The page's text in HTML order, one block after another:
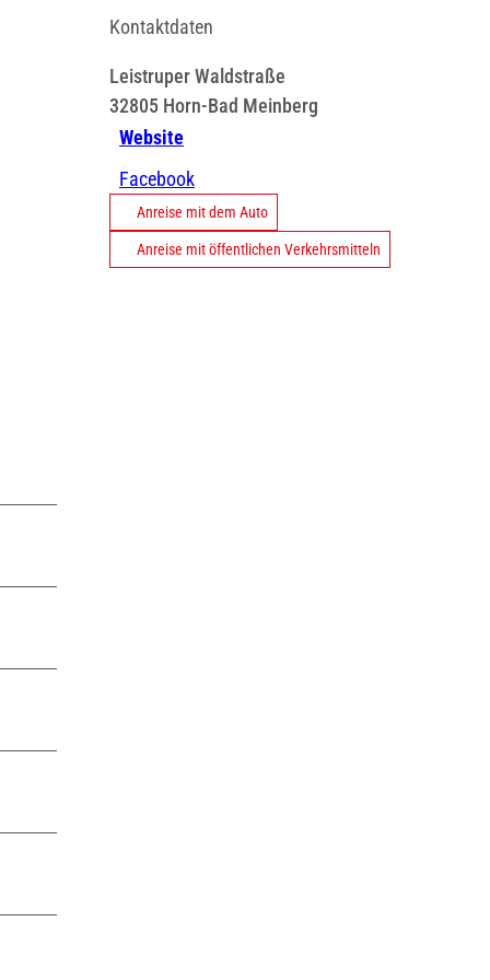
Kontaktdaten
Leistruper Waldstraße
32805 Horn-Bad Meinberg
Website
Facebook
Anreise mit dem Auto
Anreise mit öffentlichen Verkehrsmitteln